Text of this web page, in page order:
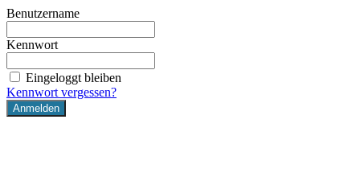
Benutzername
Kennwort
Eingeloggt bleiben
Kennwort vergessen?